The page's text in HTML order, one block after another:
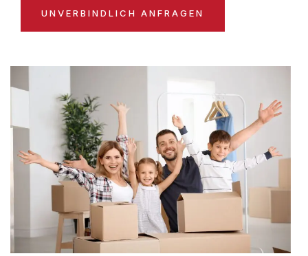
UNVERBINDLICH ANFRAGEN